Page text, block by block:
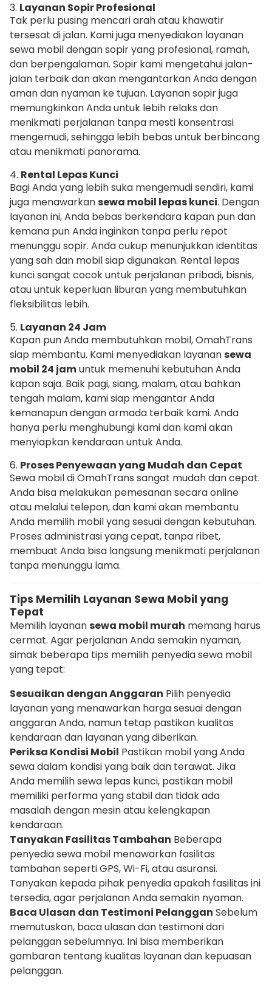
3. Layanan Sopir Profesional
Tak perlu pusing mencari arah atau khawatir
tersesat di jalan. Kami juga menyediakan layanan
sewa mobil dengan sopir yang profesional, ramah,
dan berpengalaman. Sopir kami mengetahui jalan-
jalan terbaik dan akan mengantarkan Anda dengan
aman dan nyaman ke tujuan. Layanan sopir juga
memungkinkan Anda untuk lebih relaks dan
menikmati perjalanan tanpa mesti konsentrasi
mengemudi, sehingga lebih bebas untuk berbincang
atau menikmati panorama.
4. Rental Lepas Kunci
Bagi Anda yang lebih suka mengemudi sendiri, kami
juga menawarkansewa mobil lepas kunci. Dengan
layanan ini, Anda bebas berkendara kapan pun dan
kemana pun Anda inginkan tanpa perlu repot
menunggu sopir. Anda cukup menunjukkan identitas
yang sah dan mobil siap digunakan. Rental lepas
kunci sangat cocok untuk perjalanan pribadi, bisnis,
atau untuk keperluan liburan yang membutuhkan
fleksibilitas lebih.
5. Layanan 24 Jam
Kapan pun Anda membutuhkan mobil, OmahTrans
siap membantu. Kami menyediakan layanansewa
mobil 24 jamuntuk memenuhi kebutuhan Anda
kapan saja. Baik pagi, siang, malam, atau bahkan
tengah malam, kami siap mengantar Anda
kemanapun dengan armada terbaik kami. Anda
hanya perlu menghubungi kami dan kami akan
menyiapkan kendaraan untuk Anda.
6. Proses Penyewaan yang Mudah dan Cepat
Sewa mobil di OmahTrans sangat mudah dan cepat.
Anda bisa melakukan pemesanan secara online
atau melalui telepon, dan kami akan membantu
Anda memilih mobil yang sesuai dengan kebutuhan.
Proses administrasi yang cepat, tanpa ribet,
membuat Anda bisa langsung menikmati perjalanan
tanpa menunggu lama.
Tips Memilih Layanan Sewa Mobil yang
Tepat
Memilih layanansewa mobil murah memang harus
cermat. Agar perjalanan Anda semakin nyaman,
simak beberapa tips memilih penyedia sewa mobil
yang tepat:
Sesuaikan dengan Anggaran Pilih penyedia
layanan yang menawarkan harga sesuai dengan
anggaran Anda, namun tetap pastikan kualitas
kendaraan dan layanan yang diberikan.
Periksa Kondisi Mobil Pastikan mobil yang Anda
sewa dalam kondisi yang baik dan terawat. Jika
Anda memilih sewa lepas kunci, pastikan mobil
memiliki performa yang stabil dan tidak ada
masalah dengan mesin atau kelengkapan
kendaraan.
Tanyakan Fasilitas Tambahan Beberapa
penyedia sewa mobil menawarkan fasilitas
tambahan seperti GPS, Wi-Fi, atau asuransi.
Tanyakan kepada pihak penyedia apakah fasilitas ini
tersedia, agar perjalanan Anda semakin nyaman.
Baca Ulasan dan Testimoni Pelanggan Sebelum
memutuskan, baca ulasan dan testimoni dari
pelanggan sebelumnya. Ini bisa memberikan
gambaran tentang kualitas layanan dan kepuasan
pelanggan.